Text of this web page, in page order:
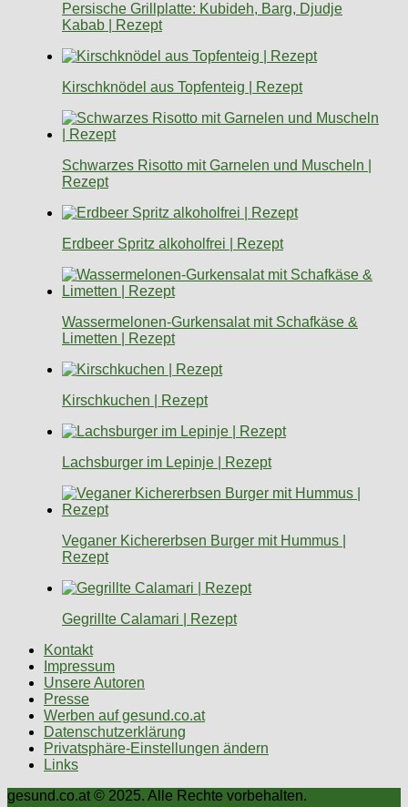
Persische Grillplatte: Kubideh, Barg, Djudje
Kabab | Rezept
Kirschknödel aus Topfenteig | Rezept
Schwarzes Risotto mit Garnelen und Muscheln |
Rezept
Erdbeer Spritz alkoholfrei | Rezept
Wassermelonen-Gurkensalat mit Schafkäse &
Limetten | Rezept
Kirschkuchen | Rezept
Lachsburger im Lepinje | Rezept
Veganer Kichererbsen Burger mit Hummus |
Rezept
Gegrillte Calamari | Rezept
Kontakt
Impressum
Unsere Autoren
Presse
Werben auf gesund.co.at
Datenschutzerklärung
Privatsphäre-Einstellungen ändern
Links
gesund.co.at © 2025. Alle Rechte vorbehalten.